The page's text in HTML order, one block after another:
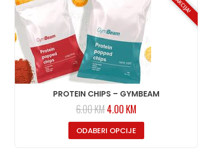
AKCIJA!
PROTEIN CHIPS – GYMBEAM
6.00KM4.00 KM
ODABERI OPCIJE